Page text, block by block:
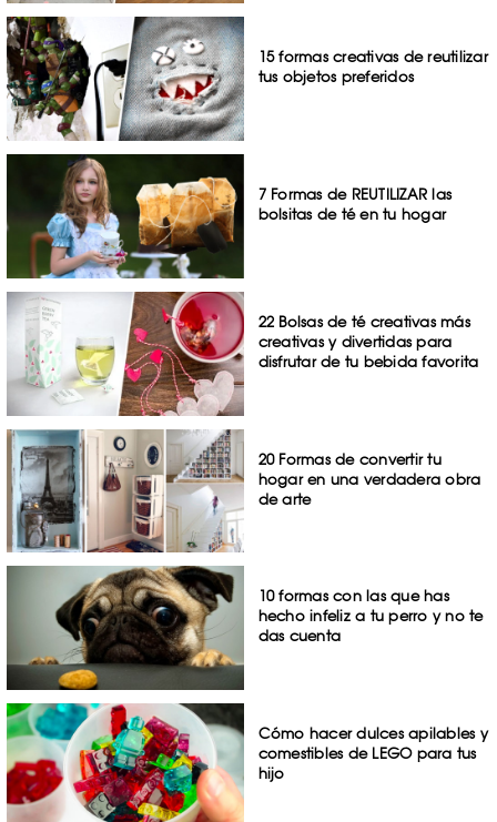
15 formas creativas de reutilizar
tus objetos preferidos
7 Formas de REUTILIZAR las
bolsitas de té en tu hogar
22 Bolsas de té creativas más
creativas y divertidas para
disfrutar de tu bebida favorita
20 Formas de convertir tu
hogar en una verdadera obra
de arte
10 formas con las que has
hecho infeliz a tu perro y no te
das cuenta
Cómo hacer dulces apilables y
comestibles de LEGO para tus
hijo